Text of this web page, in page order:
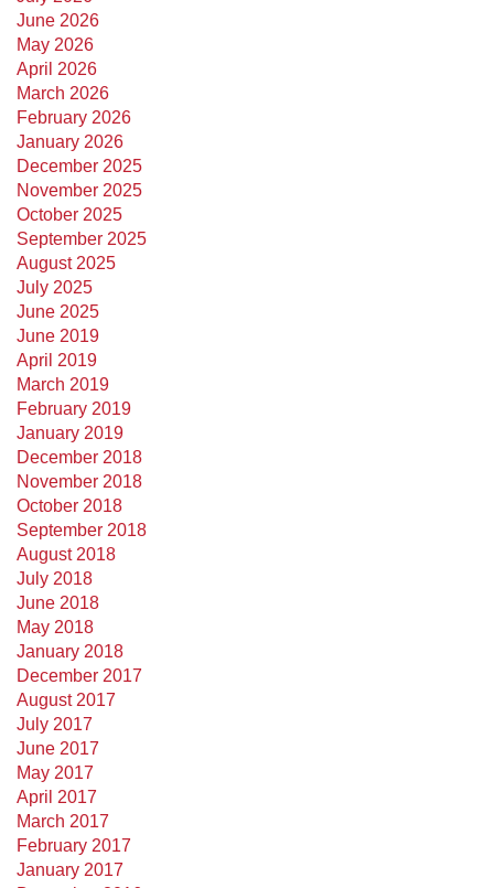
June 2026
May 2026
April 2026
March 2026
February 2026
January 2026
December 2025
November 2025
October 2025
September 2025
August 2025
July 2025
June 2025
June 2019
April 2019
March 2019
February 2019
January 2019
December 2018
November 2018
October 2018
September 2018
August 2018
July 2018
June 2018
May 2018
January 2018
December 2017
August 2017
July 2017
June 2017
May 2017
April 2017
March 2017
February 2017
January 2017